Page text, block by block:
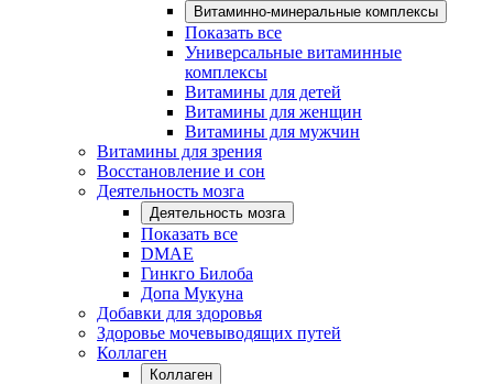
Витаминно-минеральные комплексы
Показать все
Универсальные витаминные
комплексы
Витамины для детей
Витамины для женщин
Витамины для мужчин
Витамины для зрения
Восстановление и сон
Деятельность мозга
Деятельность мозга
Показать все
DMAE
Гинкго Билоба
Допа Мукуна
Добавки для здоровья
Здоровье мочевыводящих путей
Коллаген
Коллаген